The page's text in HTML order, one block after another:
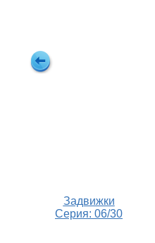
Задвижки
Серия: 06/30